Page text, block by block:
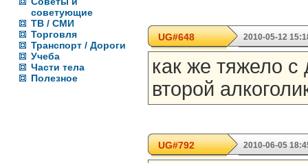
советующие
ТВ / СМИ
Торговля
Транспорт / Дороги
Учеба
Части тела
Полезное
UG#648 2010-05-12
как же тяжело с
второй
UG#792 2010-06-05